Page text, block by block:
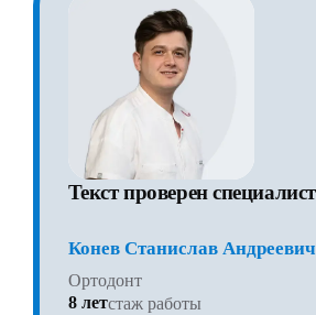
Текст проверен
Конев Станислав Андреевич
Ортодонт
8 летстаж работы